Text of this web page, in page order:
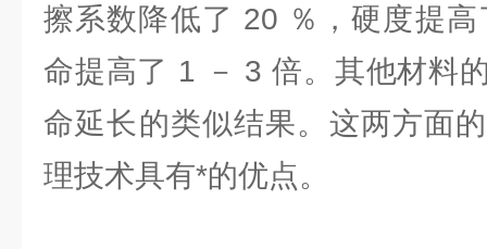
擦系数降低了 20 ％，硬度提
命提高了 1 － 3 倍。其他材料
命延长的类似结果。这两方面
理技术具有*的优点。